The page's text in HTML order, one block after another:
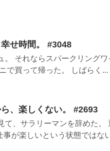
せ時間。 #3048
。 それならスパークリング
で買って帰った。 しばらく...
、楽しくない。 #2693
て、サラリーマンを辞めた。
事が楽しいという状態ではな